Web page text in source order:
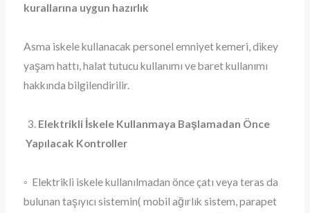
kurallarına uygun hazırlık
Asma iskele kullanacak personel emniyet kemeri, dikey
yaşam hattı, halat tutucu kullanımı ve baret kullanımı
hakkında bilgilendirilir.
3. Elektrikli İskele Kullanmaya Başlamadan Önce
Yapılacak Kontroller
◦ Elektrikli iskele kullanılmadan önce çatı veya teras da
bulunan taşıyıcı sistemin( mobil ağırlık sistem, parapet